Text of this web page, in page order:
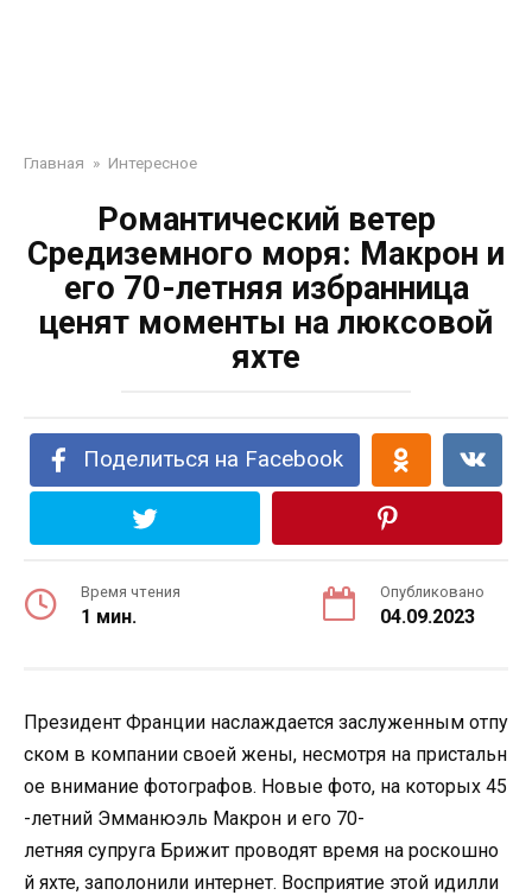
Главная » Интересное
Романтический ветер
Средиземного моря: Макрон и
его 70-летняя избранница
ценят моменты на люксовой
яхте
Поделиться на Facebook
Время чтения
1 мин.
Опубликовано
04.09.2023
Президент Франции наслаждается заслуженным отпу
ском в компании своей жены, несмотря на пристальн
ое внимание фотографов. Новые фото, на которых 45
-летний Эмманюэль Макрон и его 70-
летняя супруга Брижит проводят время на роскошно
й яхте, заполонили интернет. Восприятие этой идилли